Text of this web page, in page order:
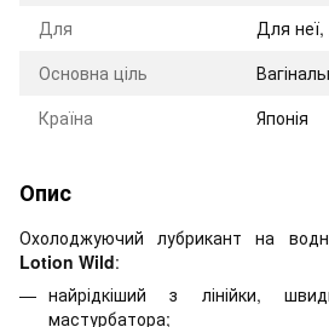
Для
Для
Основна ціль
Країна
Японія
Опис
Охолоджуючий лубрикант на
Lotion Wild:
найрідкіший з лінійки,
мастурбатора;